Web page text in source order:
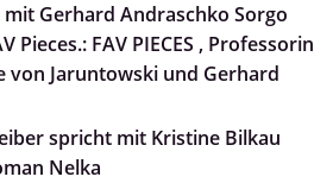
Gerhard Andraschko Sorgo
Pieces.: FAV PIECES , Professorin
von Jaruntowski und Gerhard
spricht mit Kristine Bilkau
Nelka